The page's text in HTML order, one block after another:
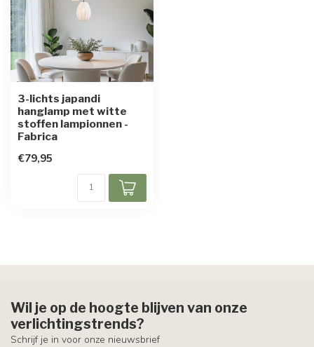
3-lichts japandi
hanglamp met witte
stoffen lampionnen -
Fabrica
€79,95
Wil je op de hoogte blijven van onze
verlichtingstrends?
Schrijf je in voor onze nieuwsbrief